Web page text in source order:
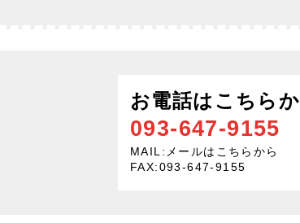
お電話はこちら
093-647-9155
MAIL: メールはこちらから
FAX:093-647-9155